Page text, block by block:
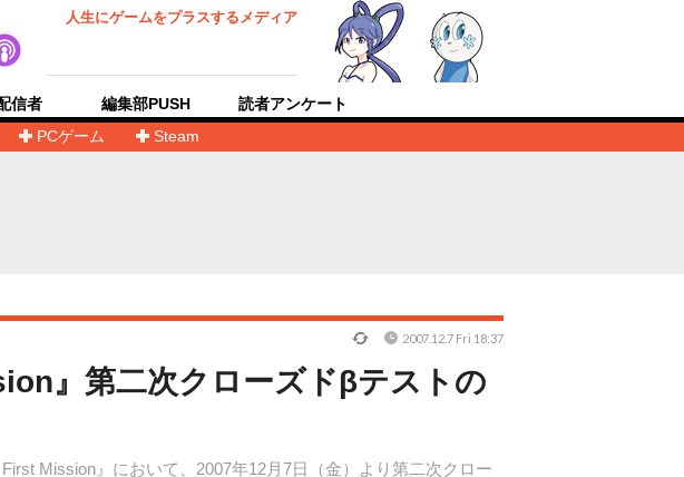
人生にゲームをプラスするメディア
PCゲーム Steam
信者 編集部PUSH 読者アンケート
』第二次クローズドβテストの
Mission』において、2007年12月7日（金）より第二次クロー
2007.12.7 Fri 18:37